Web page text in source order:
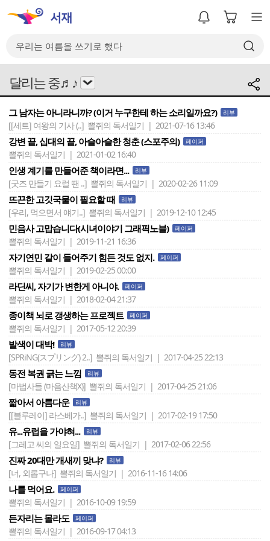
달리는 중♬♪
그 남자는 아니라니까? (이거 누구한테 하는 소리일까요?) 리뷰
[[세트] 여왕의 기사 (..] 뽈쥐의 독서일기 | 2021-07-16 13:46
강변 끝, 십대의 끝, 아슬아슬한 청춘 (스포주의) 페이퍼
뽈쥐의 독서일기 | 2021-01-02 16:40
인생 계기를 만들어준 책이라면... 리뷰
[굿즈 만들기 요럴 땐 ..] 뽈쥐의 독서일기 | 2020-02-26 11:09
뜨끈한 고깃국물이 필요할 때 리뷰
[우리, 먹으면서 얘기..] 뽈쥐의 독서일기 | 2019-12-10 12:45
민음사 고맙습니다(시녀이야기 그래픽노블) 페이퍼
뽈쥐의 독서일기 | 2019-11-21 16:36
자기연민 같이 들어주기 힘든 것도 없지. 페이퍼
뽈쥐의 독서일기 | 2019-02-25 00:00
라딘씨, 자기가 변한게 아니야. 페이퍼
뽈쥐의 독서일기 | 2018-02-04 21:37
종이책 뇌로 갱생하는 프로젝트 페이퍼
뽈쥐의 독서일기 | 2017-05-12 20:39
발색이 대박! 리뷰
[SPRiNG(スプリング) 2..] 뽈쥐의 독서일기 | 2017-04-25 22:13
동전 복권 긁는 느낌 리뷰
[마법사들 (마음산책X)] 뽈쥐의 독서일기 | 2017-04-25 21:06
짧아서 아름다운 리뷰
[[블루레이] 라스베가..] 뽈쥐의 독서일기 | 2017-02-19 17:50
유...유럽을 가야혀... 리뷰
[그레고 씨의 일요일] 뽈쥐의 독서일기 | 2017-02-06 22:56
진짜 20대만 개새끼 맞냐? 리뷰
[너, 외롭구나] 뽈쥐의 독서일기 | 2016-11-16 14:06
나를 먹어요. 페이퍼
뽈쥐의 독서일기 | 2016-10-09 19:59
든자리는 몰라도 페이퍼
뽈쥐의 독서일기 | 2016-09-17 04:13